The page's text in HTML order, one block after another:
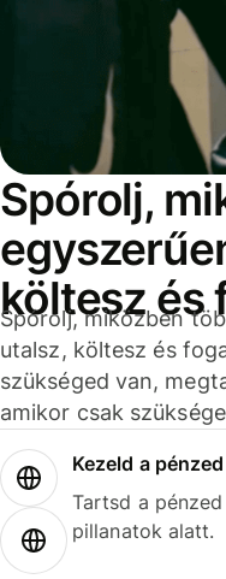
Spórolj,
költesz és
Spórolj, miközben
utalsz, költesz és
szükséged van,
amikor csak
Kezeld a
Tartsd a
pillanatok alatt.